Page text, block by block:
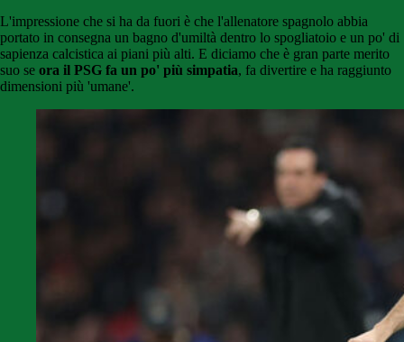
L'impressione che si ha da fuori è che l'allenatore spagnolo abbia
portato in consegna un bagno d'umiltà dentro lo spogliatoio e un po' di
sapienza calcistica ai piani più alti. E diciamo che è gran parte merito
suo se ora il PSG fa un po' più simpatia, fa divertire e ha raggiunto
dimensioni più 'umane'.